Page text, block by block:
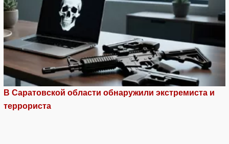
В Саратовской области обнаружили экстремиста и
террориста